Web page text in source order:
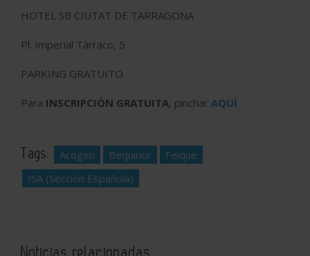
HOTEL SB CIUTAT DE TARRAGONA
Pl. Imperial Tàrraco, 5
PARKING GRATUITO
Para INSCRIPCIÓN GRATUITA, pinchar AQUÍ
Tags: Acogen Bequinor
Feique
ISA (Sección Española)